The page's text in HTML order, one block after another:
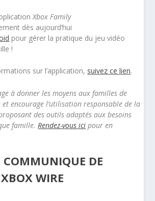
Xbox Family
dès aujourd’hui
pour gérer la pratique du jeu vidéo
!
sur l’application, suivez ce lien.
à donner les moyens aux familles de
encourage l’utilisation responsable de la
des outils adaptés aux besoins
famille. Rendez-vous ici pour en
COMMUNIQUE DE
XBOX WIRE